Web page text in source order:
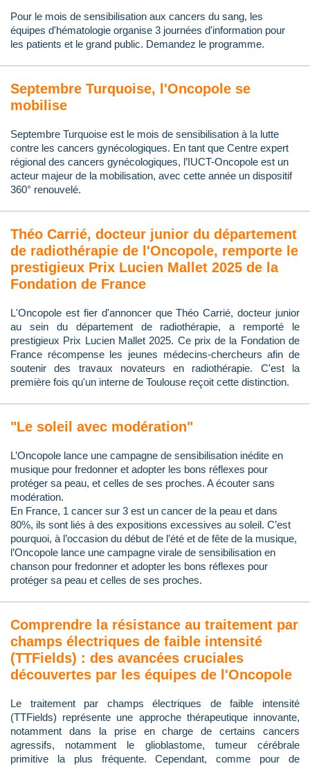
Pour le mois de sensibilisation aux cancers du sang, les
équipes d'hématologie organise 3 journées d'information pour
les patients et le grand public. Demandez le programme.
Septembre Turquoise, l'Oncopole se
mobilise
Septembre Turquoise est le mois de sensibilisation à la lutte
contre les cancers gynécologiques. En tant que Centre expert
régional des cancers gynécologiques, l’IUCT-Oncopole est un
acteur majeur de la mobilisation, avec cette année un dispositif
360° renouvelé.
Théo Carrié, docteur junior du département
de radiothérapie de l'Oncopole, remporte le
prestigieux Prix Lucien Mallet 2025 de la
Fondation de France
L'Oncopole est fier d'annoncer que Théo Carrié, docteur junior
au sein du département de radiothérapie, a remporté le
prestigieux Prix Lucien Mallet 2025. Ce prix de la Fondation de
France récompense les jeunes médecins-chercheurs afin de
soutenir des travaux novateurs en radiothérapie. C'est la
première fois qu'un interne de Toulouse reçoit cette distinction.
"Le soleil avec modération"
L’Oncopole lance une campagne de sensibilisation inédite en
musique pour fredonner et adopter les bons réflexes pour
protéger sa peau, et celles de ses proches. A écouter sans
modération.
En France, 1 cancer sur 3 est un cancer de la peau et dans
80%, ils sont liés à des expositions excessives au soleil. C’est
pourquoi, à l’occasion du début de l’été et de fête de la musique,
l’Oncopole lance une campagne virale de sensibilisation en
chanson pour fredonner et adopter les bons réflexes pour
protéger sa peau et celles de ses proches.
Comprendre la résistance au traitement par
champs électriques de faible intensité
(TTFields) : des avancées cruciales
découvertes par les équipes de l'Oncopole
Le traitement par champs électriques de faible intensité
(TTFields) représente une approche thérapeutique innovante,
notamment dans la prise en charge de certains cancers
agressifs, notamment le glioblastome, tumeur cérébrale
primitive la plus fréquente. Cependant, comme pour de